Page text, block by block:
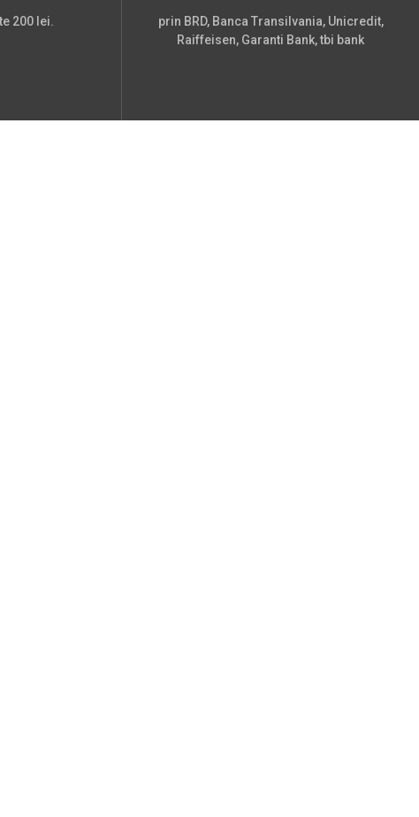
200 lei.
prin BRD, Banca Transilvania, Unicredit,
Raiffeisen, Garanti Bank, tbi bank